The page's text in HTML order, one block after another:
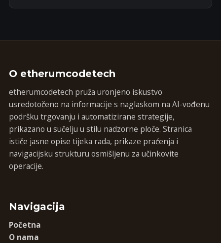
O etherumcodetech
etherumcodetech pruža uronjeno iskustvo
usredotočeno na informacije s naglaskom na AI-vođenu
podršku trgovanju i automatizirane strategije,
prikazano u sučelju u stilu nadzorne ploče. Stranica
ističe jasne opise tijeka rada, prikaze praćenja i
navigacijsku strukturu osmišljenu za učinkovite
operacije.
Navigacija
Početna
O nama